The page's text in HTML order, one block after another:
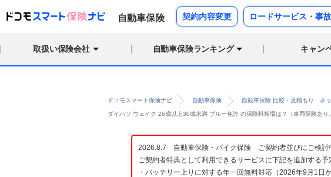
自動車保険 契約内容変更 ロードサービス・事
取扱い保険会社 自動車保険ランキング キャン
ドコモスマート保険ナビ 自動車保険 自動車保険 比較・見積もり ネ
ダイハツ ウェイク 26歳以上30歳未満 ブルー免許 の保険料相場は？（車両保険あり
2026.8.7 自動車保険・バイク保険 ご契約者並びにご検討
ご契約者特典として利用できるサービスに下記を追加する予
・バッテリー上りに対する年一回無料対応（2026年9月1日